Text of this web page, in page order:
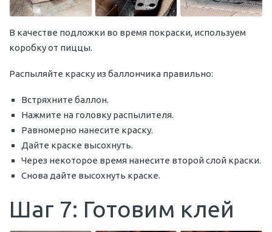
В качестве подложки во время покраски, используем
коробку от пиццы.
Распыляйте краску из баллончика правильно:
Встряхните баллон.
Нажмите на головку распылителя.
Равномерно нанесите краску.
Дайте краске высохнуть.
Через некоторое время нанесите второй слой краски.
Снова дайте высохнуть краске.
Шаг 7: Готовим клей